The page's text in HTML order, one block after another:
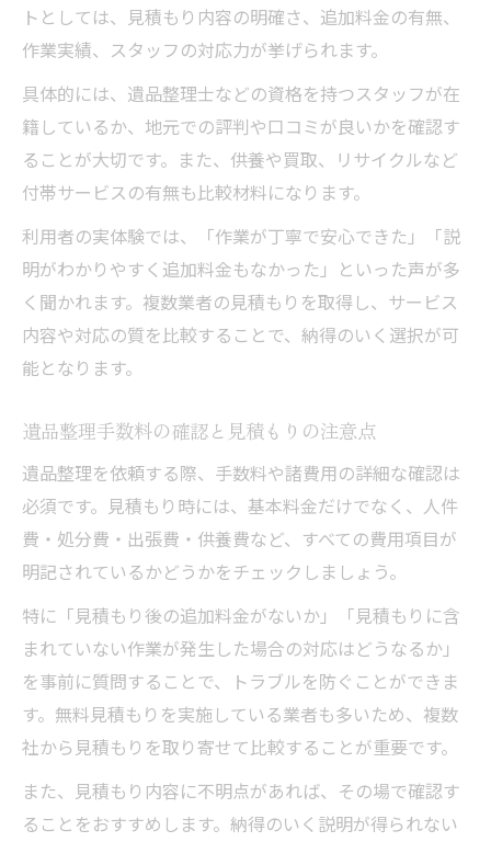
トとしては、見積もり内容の明確さ、追加料金の有無、
作業実績、スタッフの対応力が挙げられます。
具体的には、遺品整理士などの資格を持つスタッフが在
籍しているか、地元での評判や口コミが良いかを確認す
ることが大切です。また、供養や買取、リサイクルなど
付帯サービスの有無も比較材料になります。
利用者の実体験では、「作業が丁寧で安心できた」「説
明がわかりやすく追加料金もなかった」といった声が多
く聞かれます。複数業者の見積もりを取得し、サービス
内容や対応の質を比較することで、納得のいく選択が可
能となります。
遺品整理手数料の確認と見積もりの注意点
遺品整理を依頼する際、手数料や諸費用の詳細な確認は
必須です。見積もり時には、基本料金だけでなく、人件
費・処分費・出張費・供養費など、すべての費用項目が
明記されているかどうかをチェックしましょう。
特に「見積もり後の追加料金がないか」「見積もりに含
まれていない作業が発生した場合の対応はどうなるか」
を事前に質問することで、トラブルを防ぐことができま
す。無料見積もりを実施している業者も多いため、複数
社から見積もりを取り寄せて比較することが重要です。
また、見積もり内容に不明点があれば、その場で確認す
ることをおすすめします。納得のいく説明が得られない